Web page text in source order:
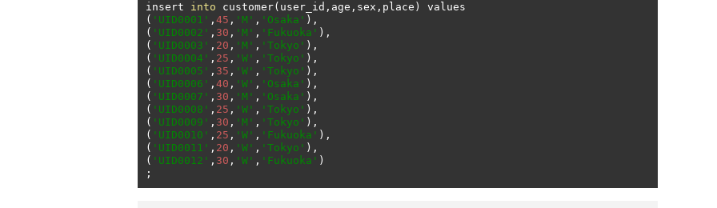
insert into customer( user_id , age , sex , place )
( 'UID0001' , 45 , 'M' , 'Osaka' ),
( 'UID0002' , 30 , 'M' , 'Fukuoka' ),
( 'UID0003' , 20 , 'M' , 'Tokyo' ),
( 'UID0004' , 25 , 'W' , 'Tokyo' ),
( 'UID0005' , 35 , 'W' , 'Tokyo' ),
( 'UID0006' , 40 , 'W' , 'Osaka' ),
( 'UID0007' , 30 , 'M' , 'Osaka' ),
( 'UID0008' , 25 , 'W' , 'Tokyo' ),
( 'UID0009' , 30 , 'M' , 'Tokyo' ),
( 'UID0010' , 25 , 'W' , 'Fukuoka' ),
( 'UID0011' , 20 , 'W' , 'Tokyo' ),
( 'UID0012' , 30 , 'W' , 'Fukuoka' )
;